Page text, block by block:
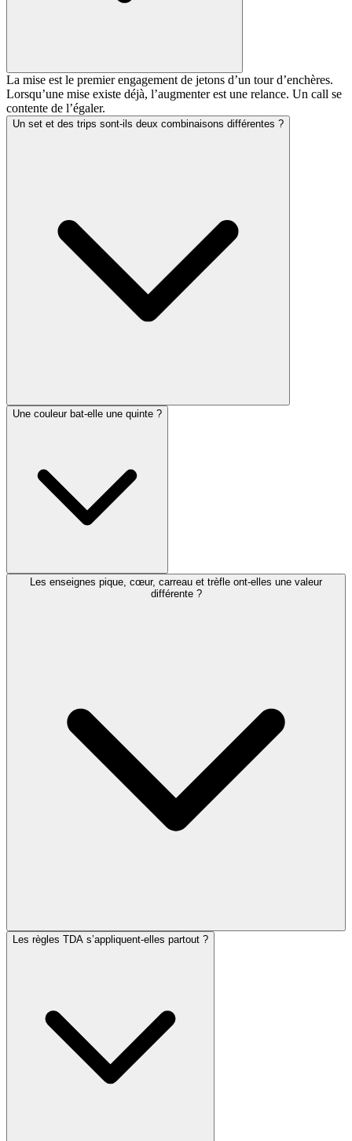
La mise est le premier engagement de jetons d’un tour d’enchères.
Lorsqu’une mise existe déjà, l’augmenter est une relance. Un call se
contente de l’égaler.
Un set et des trips sont-ils deux combinaisons différentes ?
Une couleur bat-elle une quinte ?
Les enseignes pique, cœur, carreau et trèfle ont-elles une valeur
différente ?
Les règles TDA s’appliquent-elles partout ?